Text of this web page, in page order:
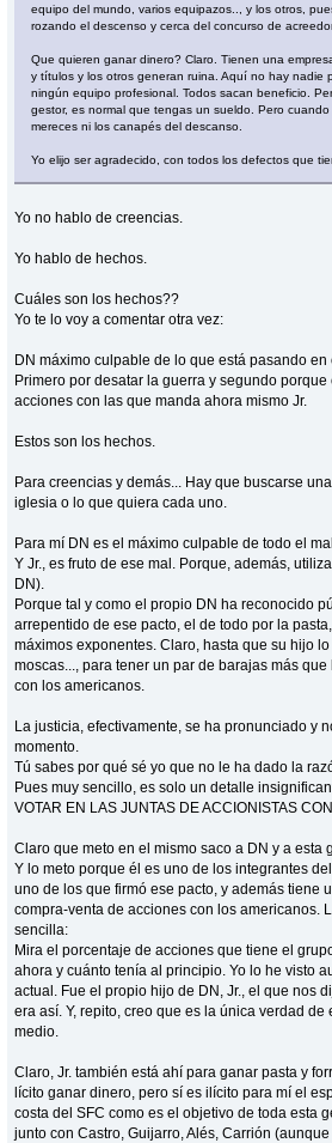
equipo del mundo, varios equipazos.., y los otros,
rozando el descenso y cerca del concurso de
Que quieren ganar dinero? Claro. Tienen una
y títulos y los otros generan ruina. Aquí no hay nadie
ningún equipo profesional. Todos sacan beneficio.
gestor, es normal que tengas un sueldo. Pero
mereces ni los canapés del descanso.
Yo elijo ser agradecido, con todos los defectos que
Yo no hablo de creencias.
Yo hablo de hechos.
Cuáles son los hechos??
Yo te lo voy a comentar otra vez:
DN máximo culpable de lo que está pasando en
Primero por desatar la guerra y segundo
acciones con las que manda ahora mismo Jr.
Estos son los hechos.
Para creencias y demás... Hay que buscarse
iglesia o lo que quiera cada uno.
Para mí DN es el máximo culpable de todo el
Y Jr., es fruto de ese mal. Porque, además,
DN).
Porque tal y como el propio DN ha reconocido
arrepentido de ese pacto, el de todo por la
máximos exponentes. Claro, hasta que su hijo
moscas..., para tener un par de barajas más
con los americanos.
La justicia, efectivamente, se ha pronunciado y
momento.
Tú sabes por qué sé yo que no le ha dado la
Pues muy sencillo, es solo un detalle
VOTAR EN LAS JUNTAS DE ACCIONISTAS
Claro que meto en el mismo saco a DN y a esta
Y lo meto porque él es uno de los integrantes
uno de los que firmó ese pacto, y además tiene
compra-venta de acciones con los americanos.
sencilla:
Mira el porcentaje de acciones que tiene el
ahora y cuánto tenía al principio. Yo lo he visto
actual. Fue el propio hijo de DN, Jr., el que nos
era así. Y, repito, creo que es la única verdad
medio.
Claro, Jr. también está ahí para ganar pasta y
lícito ganar dinero, pero sí es ilícito para mí el
costa del SFC como es el objetivo de toda esta
junto con Castro, Guijarro, Alés, Carrión